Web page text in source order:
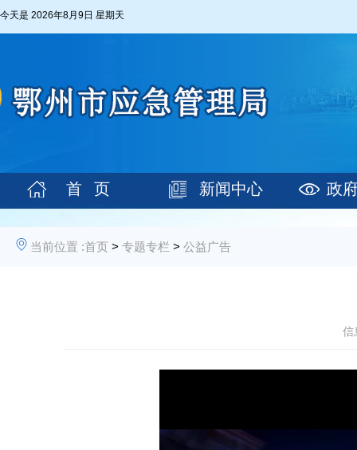
今天是 2026年8月9日 星期天
首 页 新闻中心 政
当前位置 :首页 > 专题专栏 > 公益广告
信